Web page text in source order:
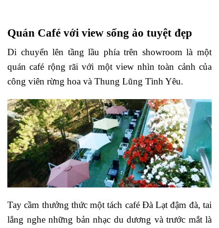
Quán Café với view sống ảo tuyệt đẹp
Di chuyển lên tầng lầu phía trên showroom là một
quán café rộng rãi với một view nhìn toàn cảnh của
công viên rừng hoa và Thung Lũng Tình Yêu.
Tay cầm thưởng thức một tách café Đà Lạt đậm đà, tai
lắng nghe những bản nhạc du dương và trước mắt là